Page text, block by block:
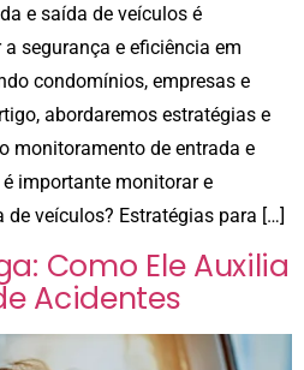
e saída de veículos é
segurança e eficiência em
condomínios, empresas e
abordaremos estratégias e
monitoramento de entrada e
importante monitorar e
veículos? Estratégias para […]
Como Ele Auxilia
Acidentes